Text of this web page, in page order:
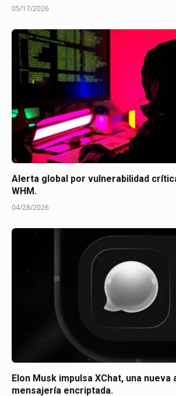
05/17/2026
Alerta global por vulnerabilidad
WHM.
04/28/2026
Elon Musk impulsa XChat, una nueva
mensajería encriptada.